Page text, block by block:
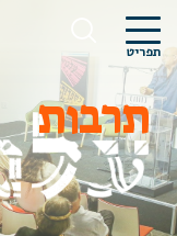
תפריט
תרבות